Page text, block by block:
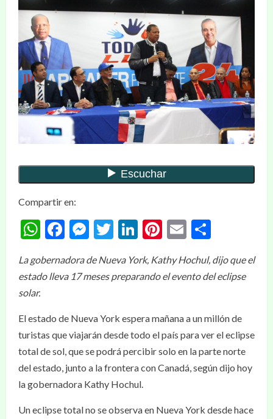
Compartir en:
WhatsApp
Facebook
Messenger
Twitter
LinkedIn
Pinterest
Email
La gobernadora de Nueva York, Kathy Hochul, dijo que el
estado lleva 17 meses preparando el evento del eclipse
solar.
El estado de Nueva York espera mañana a un millón de
turistas que viajarán desde todo el país para ver el eclipse
total de sol, que se podrá percibir solo en la parte norte
del estado, junto a la frontera con Canadá, según dijo hoy
la gobernadora Kathy Hochul.
Un eclipse total no se observa en Nueva York desde hace